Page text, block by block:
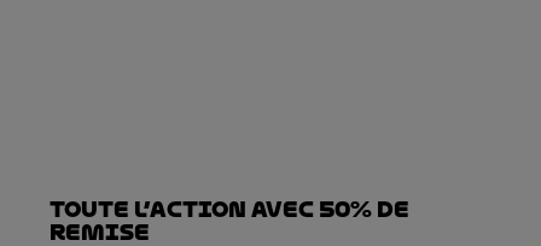
TOUTE L’ACTION AVEC 50% DE
REMISE